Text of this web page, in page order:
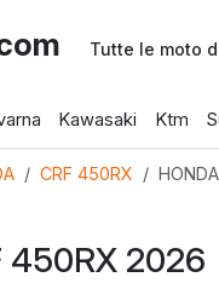
Tutte le moto
Kawasaki Ktm
CRF 450RX
450RX 2026